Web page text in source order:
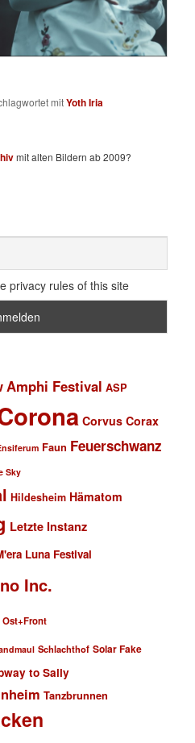
mitYoth Iria
mit alten Bildern ab 2009?
privacy rules of this site
Amphi Festival ASP
Corvus Corax
Faun Feuerschwanz
Sky
Hildesheim Hämatom
Letzte Instanz
Luna Festival
Inc.
Ost+Front
Schlachthof Solar Fake
to Sally
Tanzbrunnen